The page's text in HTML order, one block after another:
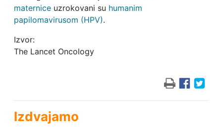
materniceuzrokovani su humanim
papilomavirusom (HPV).
Izvor:
The Lancet Oncology
Izdvajamo